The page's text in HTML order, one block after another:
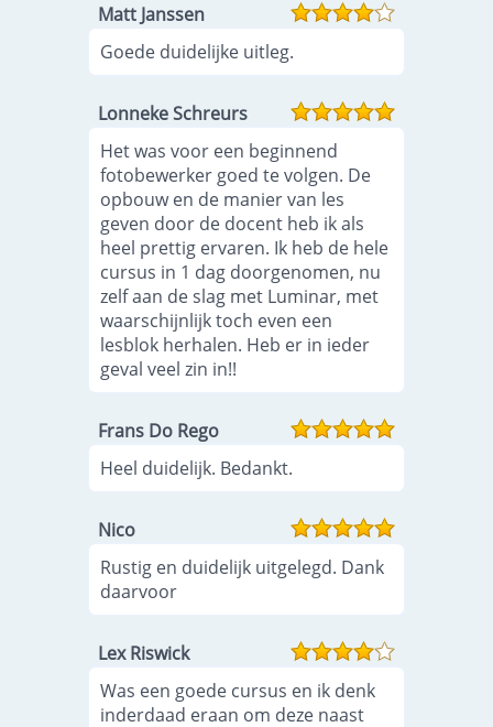
Matt Janssen
Goede duidelijke uitleg.
Lonneke Schreurs
Het was voor een beginnend
fotobewerker goed te volgen. De
opbouw en de manier van les
geven door de docent heb ik als
heel prettig ervaren. Ik heb de hele
cursus in 1 dag doorgenomen, nu
zelf aan de slag met Luminar, met
waarschijnlijk toch even een
lesblok herhalen. Heb er in ieder
geval veel zin in!!
Frans Do Rego
Heel duidelijk. Bedankt.
Nico
Rustig en duidelijk uitgelegd. Dank
daarvoor
Lex Riswick
Was een goede cursus en ik denk
inderdaad eraan om deze naast